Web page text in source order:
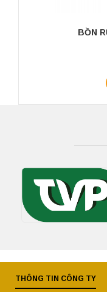
BỒN
THÔNG TIN CÔNG TY